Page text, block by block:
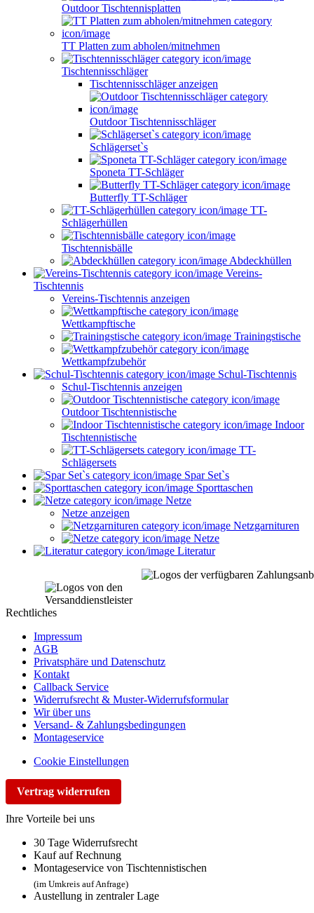
Outdoor Tischtennisplatten
TT Platten zum abholen/mitnehmen
Tischtennisschläger
Tischtennisschläger anzeigen
Outdoor Tischtennisschläger
Schlägerset`s
Sponeta TT-Schläger
Butterfly TT-Schläger
TT-
Schlägerhüllen
Tischtennisbälle
Abdeckhüllen
Vereins-
Tischtennis
Vereins-Tischtennis anzeigen
Wettkampftische
Trainingstische
Wettkampfzubehör
Schul-Tischtennis
Schul-Tischtennis anzeigen
Outdoor Tischtennistische
Indoor
Tischtennistische
TT-
Schlägersets
Spar Set`s
Sporttaschen
Netze
Netze anzeigen
Netzgarnituren
Netze
Literatur
Rechtliches
Impressum
AGB
Privatsphäre und Datenschutz
Kontakt
Callback Service
Widerrufsrecht & Muster-Widerrufsformular
Wir über uns
Versand- & Zahlungsbedingungen
Montageservice
Cookie Einstellungen
Vertrag widerrufen
Ihre Vorteile bei uns
30 Tage Widerrufsrecht
Kauf auf Rechnung
Montageservice von Tischtennistischen
(im Umkreis auf Anfrage)
Austellung in zentraler Lage